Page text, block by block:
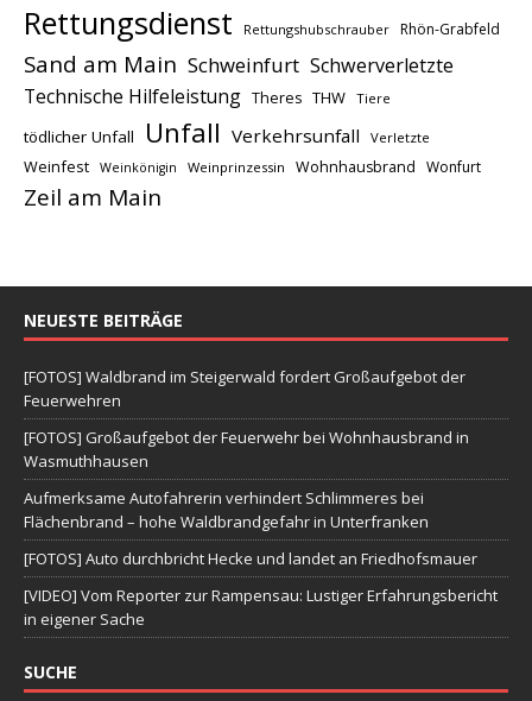
Rettungsdienst Rettungshubschrauber Rhön-Grabfeld
Sand am Main Schweinfurt Schwerverletzte
Technische Hilfeleistung Theres THW Tiere
tödlicher Unfall Unfall Verkehrsunfall Verletzte
Weinfest Weinkönigin Weinprinzessin Wohnhausbrand Wonfurt
Zeil am Main
NEUESTE BEITRÄGE
[FOTOS] Waldbrand im Steigerwald fordert Großaufgebot der
Feuerwehren
[FOTOS] Großaufgebot der Feuerwehr bei Wohnhausbrand in
Wasmuthhausen
Aufmerksame Autofahrerin verhindert Schlimmeres bei
Flächenbrand – hohe Waldbrandgefahr in Unterfranken
[FOTOS] Auto durchbricht Hecke und landet an Friedhofsmauer
[VIDEO] Vom Reporter zur Rampensau: Lustiger Erfahrungsbericht
in eigener Sache
SUCHE